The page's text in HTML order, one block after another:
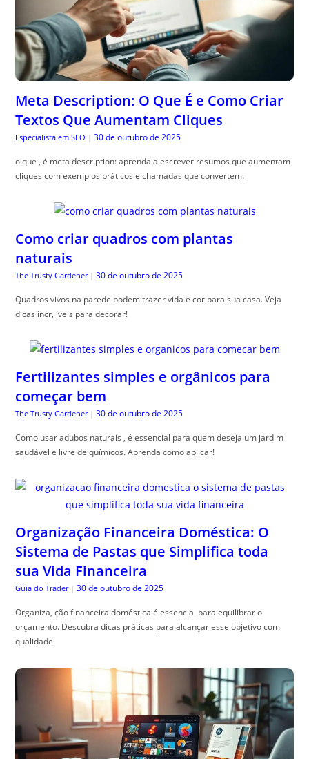
Meta Description: O Que É e Como Criar
Textos Que Aumentam Cliques
Especialista em SEO | 30 de outubro de 2025
o que , é meta description: aprenda a escrever resumos que aumentam
cliques com exemplos práticos e chamadas que convertem.
Como criar quadros com plantas
naturais
The Trusty Gardener | 30 de outubro de 2025
Quadros vivos na parede podem trazer vida e cor para sua casa. Veja
dicas incr, íveis para decorar!
Fertilizantes simples e orgânicos para
começar bem
The Trusty Gardener | 30 de outubro de 2025
Como usar adubos naturais , é essencial para quem deseja um jardim
saudável e livre de químicos. Aprenda como aplicar!
Organização Financeira Doméstica: O
Sistema de Pastas que Simplifica toda
sua Vida Financeira
Guia do Trader | 30 de outubro de 2025
Organiza, ção financeira doméstica é essencial para equilibrar o
orçamento. Descubra dicas práticas para alcançar esse objetivo com
qualidade.